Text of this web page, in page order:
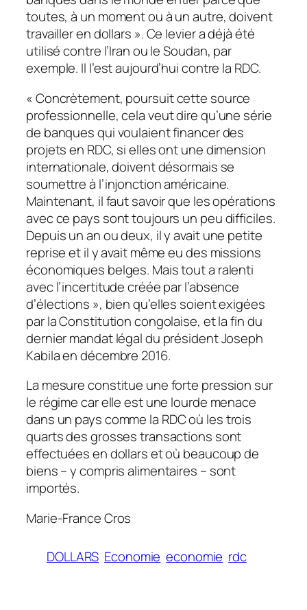
toutes, à un moment ou à un autre, doivent
travailler en dollars ». Ce levier a déjà été
utilisé contre l’Iran ou le Soudan, par
exemple. Il l’est aujourd’hui contre la RDC.
« Concrètement, poursuit cette source
professionnelle,cela veut dire qu’une série
de banques qui voulaient financer des
projets en RDC, si elles ont une dimension
internationale, doivent désormais se
soumettre à l’injonction américaine.
Maintenant, il faut savoir que les opérations
avec ce pays sont toujours un peu difficiles.
Depuis un an ou deux, il y avait une petite
reprise et il y avait même eu des missions
économiques belges. Mais tout a ralenti
avec l’incertitude créée par l’absence
d’élections », bien qu’elles soient exigées
par la Constitution congolaise, et la fin du
dernier mandat légal du président Joseph
Kabila en décembre 2016.
La mesure constitue une forte pression sur
le régime car elle est une lourde menace
dans un pays comme la RDC où les trois
quarts des grosses transactions sont
effectuées en dollars et où beaucoup de
biens – y compris alimentaires – sont
importés.
Marie-France Cros
DOLLARS Economie economie rdc